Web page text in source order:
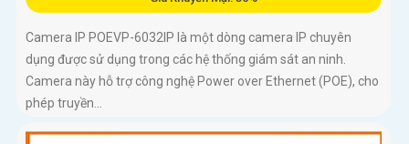
Camera IP POEVP-6032IP là một dòng camera IP chuyên
dụng được sử dụng trong các hệ thống giám sát an ninh.
Camera này hỗ trợ công nghệ Power over Ethernet (POE), cho
phép truyền...